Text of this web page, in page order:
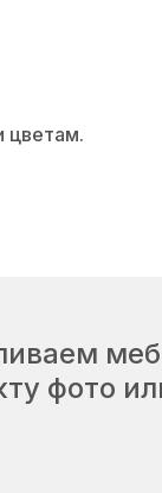
цветам.
фото